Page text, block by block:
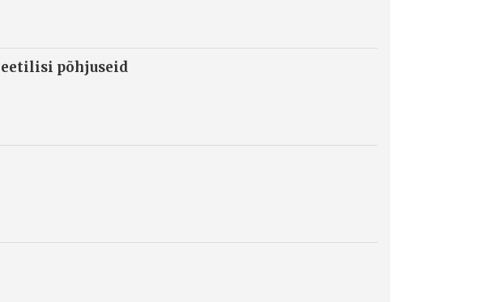
põhjuseid